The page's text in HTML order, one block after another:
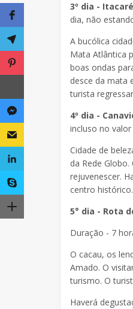
3º dia -
dia, não
A bucólica
Mata Atlântica
boas ondas
desce da mata
turista
4º dia -
incluso no
Cidade de
da Rede
rejuvenescer.
centro
5° dia - Rota
Duração - 7
O cacau, os
Amado. O
turismo. O
Haverá